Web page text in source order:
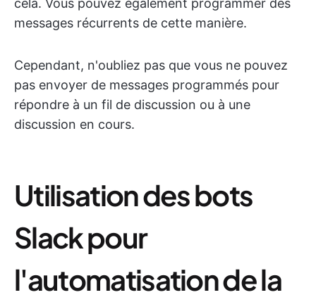
messages récurrents de cette manière.
Cependant, n'oubliez pas que vous ne pouvez
pas envoyer de messages programmés pour
répondre à un fil de discussion ou à une
discussion en cours.
Utilisation des bots
Slack pour
l'automatisation de la